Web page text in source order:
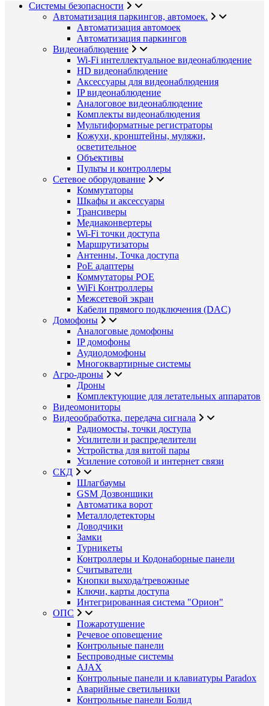
Системы безопасности
Автоматизация паркингов, автомоек.
Автоматизация автомоек
Автоматизация паркингов
Видеонаблюдение
Wi-Fi интеллектуальное видеонаблюдение
HD видеонаблюдение
Аксессуары для видеонаблюдения
IP видеонаблюдение
Аналоговое видеонаблюдение
Комплекты видеонаблюдения
Мультиформатные регистраторы
Кожухи, кронштейны, муляжи,
осветительное
Объективы
Пульты и контроллеры
Сетевое оборудование
Коммутаторы
Шкафы и аксессуары
Трансиверы
Медиаконвертеры
Wi-Fi точки доступа
Маршрутизаторы
Антенны, Точка доступа
PoE адаптеры
Коммутаторы POE
WiFi Контроллеры
Межсетевой экран
Кабели прямого подключения (DAC)
Домофоны
Аналоговые домофоны
IP домофоны
Аудиодомофоны
Многоквартирные системы
Агро-дроны
Дроны
Комплектующие для летательных аппаратов
Видеомониторы
Видеообработка, передача сигнала
Радиомосты, точки доступа
Усилители и распределители
Устройства для витой пары
Усиление сотовой и интернет связи
СКД
Шлагбаумы
GSM Дозвонщики
Автоматика ворот
Металлодетекторы
Доводчики
Замки
Турникеты
Контроллеры и Кодонаборные панели
Считыватели
Кнопки выхода/тревожные
Ключи, карты доступа
Интегрированная система "Орион"
ОПС
Пожаротушение
Речевое оповещение
Контрольные панели
Беспроводные системы
AJAX
Контрольные панели и клавиатуры Paradox
Аварийные светильники
Контрольные панели Болид